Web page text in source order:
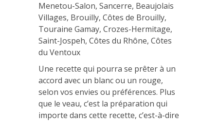
Menetou-Salon, Sancerre, Beaujolais
Villages, Brouilly, Côtes de Brouilly,
Touraine Gamay, Crozes-Hermitage,
Saint-Jospeh, Côtes du Rhône, Côtes
du Ventoux
Une recette qui pourra se prêter à un
accord avec un blanc ou un rouge,
selon vos envies ou préférences. Plus
que le veau, c’est la préparation qui
importe dans cette recette, c’est-à-dire